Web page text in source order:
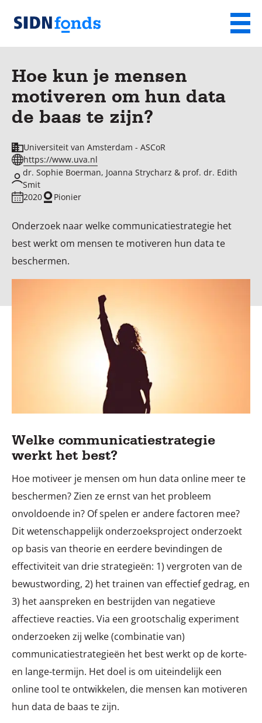
Sla de navigatie over en ga naar de inhoud
SIDN
fonds
Menu
Hoe kun je mensen
motiveren om hun data
de baas te zijn?
Universiteit van Amsterdam - ASCoR
https://www.uva.nl
dr. Sophie Boerman, Joanna Strycharz & prof. dr. Edith
Smit
2020
Pionier
Onderzoek naar welke communicatiestrategie het
best werkt om mensen te motiveren hun data te
beschermen.
Welke communicatiestrategie
werkt het best?
Hoe motiveer je mensen om hun data online meer te
beschermen? Zien ze ernst van het probleem
onvoldoende in? Of spelen er andere factoren mee?
Dit wetenschappelijk onderzoeksproject onderzoekt
op basis van theorie en eerdere bevindingen de
effectiviteit van drie strategieën: 1) vergroten van de
bewustwording, 2) het trainen van effectief gedrag, en
3) het aanspreken en bestrijden van negatieve
affectieve reacties. Via een grootschalig experiment
onderzoeken zij welke (combinatie van)
communicatiestrategieën het best werkt op de korte-
en lange-termijn. Het doel is om uiteindelijk een
online tool te ontwikkelen, die mensen kan motiveren
hun data de baas te zijn.